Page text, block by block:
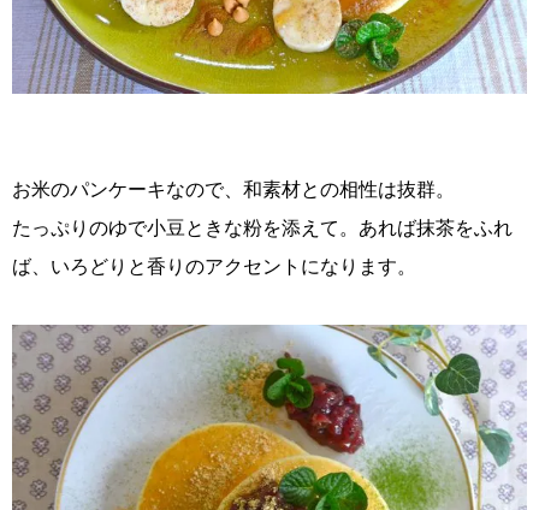
お米のパンケーキなので、和素材との相性は抜群。
たっぷりのゆで小豆ときな粉を添えて。あれば抹茶をふれ
ば、いろどりと香りのアクセントになります。